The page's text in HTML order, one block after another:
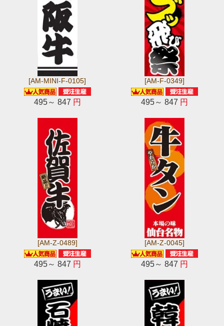
[AM-MINI-F-0105]
495～ 847 円
[AM-F-0349]
495～ 847 円
[AM-Z-0489]
495～ 847 円
[AM-Z-0045]
495～ 847 円